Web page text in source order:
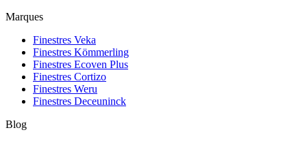
Marques
Finestres Veka
Finestres Kömmerling
Finestres Ecoven Plus
Finestres Cortizo
Finestres Weru
Finestres Deceuninck
Blog